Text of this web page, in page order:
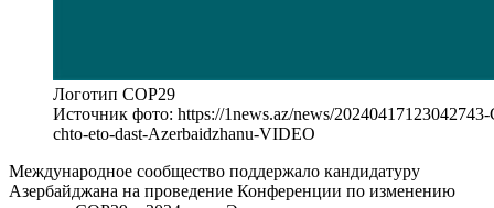
Логотип COP29
Источник фото: https://1news.az/news/
chto-eto-dast-Azerbaidzhanu-VIDEO
Международное сообщество поддержало кандидатуру
Азербайджана на проведение Конференции по изменению